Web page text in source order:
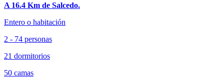
A 16.4 Km de Salcedo.
Entero o habitación
2 - 74 personas
21 dormitorios
50 camas